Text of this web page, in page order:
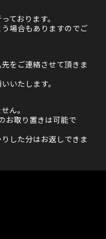
ております。
場合もありますのでご
をご連絡させて頂きま
いたします。
ん。
お取り置きは可能で
した分はお返しできま